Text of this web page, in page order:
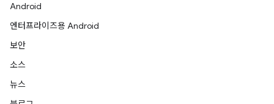
Android
엔터프라이즈용 Android
보안
소스
뉴스